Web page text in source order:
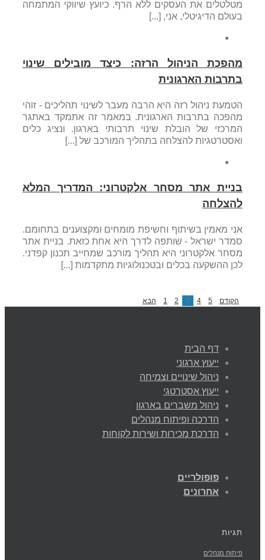
מטלטלים את העסקים ללא הרף. כיועץ שיווקי המתמחה
בעולם הדיגיטלי, אני, [...]
מהפכת הניהול הרזה: כיצד מובילים שינוי
בתרבות הארגונית
הטמעת ניהול רזה היא הרבה מעבר לשינוי תהליכים - זוהי
מהפכה בתרבות הארגונית. במאמר זה אתמקד באתגר
המרכזי של הובלת שינוי תרבותי בארגון. ונציג כלים
ואסטרטגיות להצלחה בתהליך המורכב של [...]
בניית אתר מסחר אלקטרוני: המדריך המלא
להצלחה
אני מאמין בשיתוף וחשיפת מומחים ומקצוענים בתחומם.
סמדר ישראל - שותפה לדרך היא אחת כזאת. בניית אתר
מסחר אלקטרוני היא תהליך מורכב שמחייב תכנון קפדני.
לכן ההשקעה בכלים ובטכנולוגיות מתקדמות [...]
הקודם 1 2 3 4 5 הבא
דף הבית
ייעוץ ארגוני
ניהול שינויים וצמיחה
ייעוץ אסטרטגי
ניהול משברים בארגון
הדרכה ופיתוח מנהלים
הדרכת מכירות ושירות לקוחות
פופולריים
אחרונים
תגיות
פיתוח מנהלים